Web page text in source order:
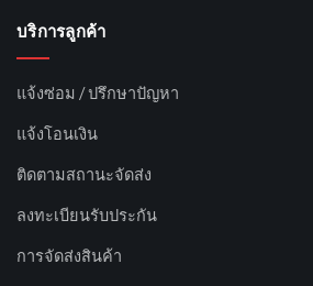
บริการลูกค้า
แจ้งซ่อม / ปรึกษาปัญหา
แจ้งโอนเงิน
ติดตามสถานะจัดส่ง
ลงทะเบียนรับประกัน
การจัดส่งสินค้า